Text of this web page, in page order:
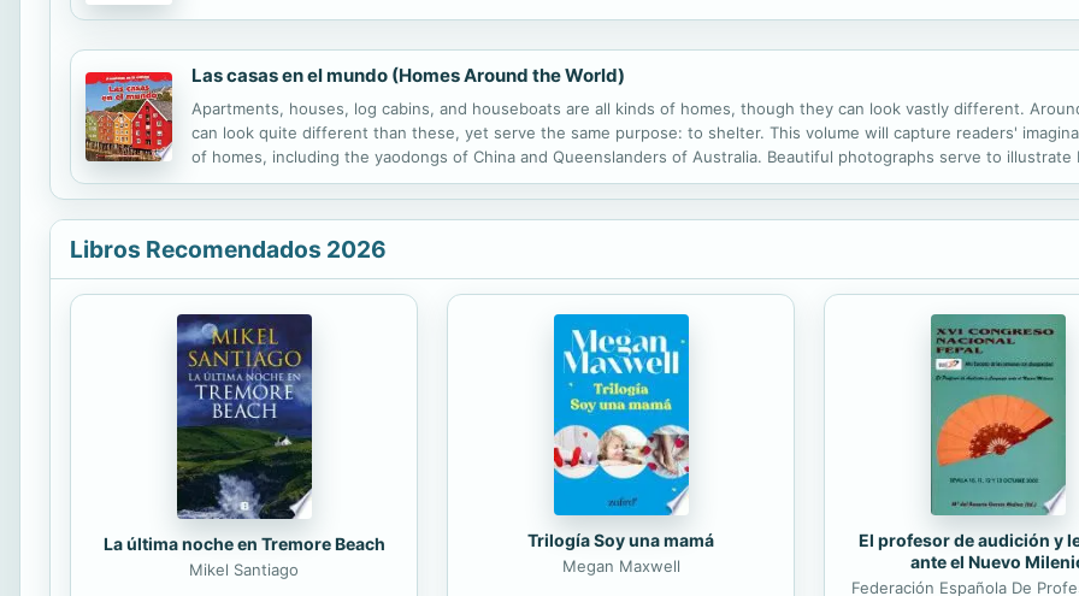
Las casas en el mundo (Homes Around the World)
Apartments, houses, log cabins, and houseboats are all kinds of homes, though they can look vastly different.
can look quite different than these, yet serve the same purpose: to shelter. This volume will capture readers'
of homes, including the yaodongs of China and Queenslanders of Australia. Beautiful photographs serve to
Libros Recomendados 2026
La última noche en Tremore Beach
Mikel Santiago
Trilogía Soy una mamá
Megan Maxwell
El profesor de audición y
ante el Nuevo
Federación Española De